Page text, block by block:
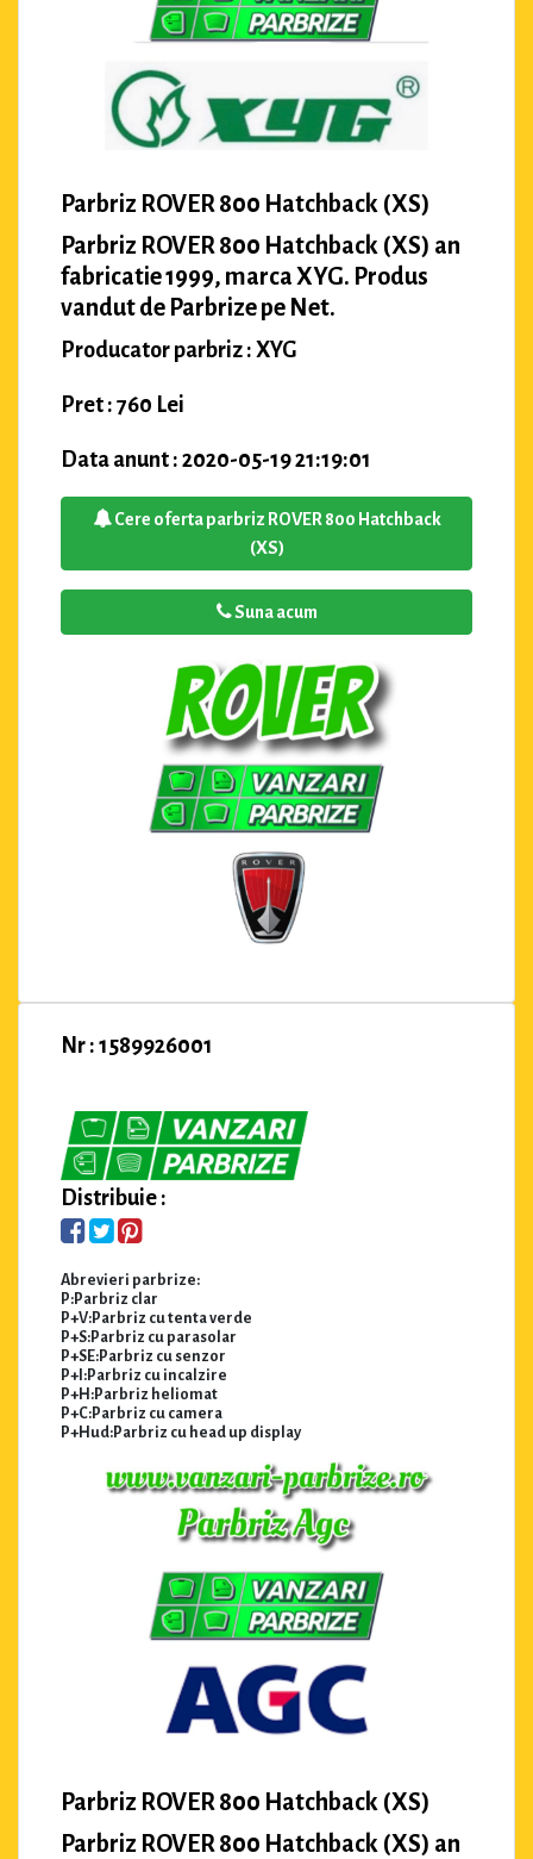
Parbriz ROVER 800 Hatchback (XS)
Parbriz ROVER 800 Hatchback (XS) an
fabricatie 1999, marca XYG. Produs
vandut de Parbrize pe Net.
Producator parbriz : XYG
Pret : 760 Lei
Data anunt : 2020-05-19 21:19:01
Cere oferta parbriz ROVER 800 Hatchback
(XS)
Suna acum
Nr : 1589926001
Distribuie :
Abrevieri parbrize:
P:Parbriz clar
P+V:Parbriz cu tenta verde
P+S:Parbriz cu parasolar
P+SE:Parbriz cu senzor
P+I:Parbriz cu incalzire
P+H:Parbriz heliomat
P+C:Parbriz cu camera
P+Hud:Parbriz cu head up display
Parbriz ROVER 800 Hatchback (XS)
Parbriz ROVER 800 Hatchback (XS) an